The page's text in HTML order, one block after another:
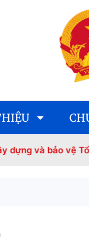
vệ Tổ quốc!